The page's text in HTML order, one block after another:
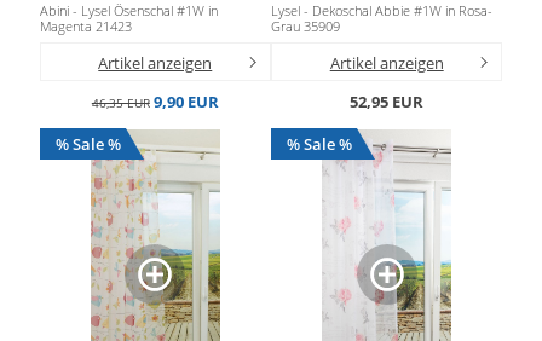
Abini - Lysel Ösenschal #1W in
Magenta 21423
Artikel anzeigen
46,35 EUR 9,90 EUR
Lysel - Dekoschal Abbie #1W in Rosa-
Grau 35909
Artikel anzeigen
52,95 EUR
% Sale %
% Sale %